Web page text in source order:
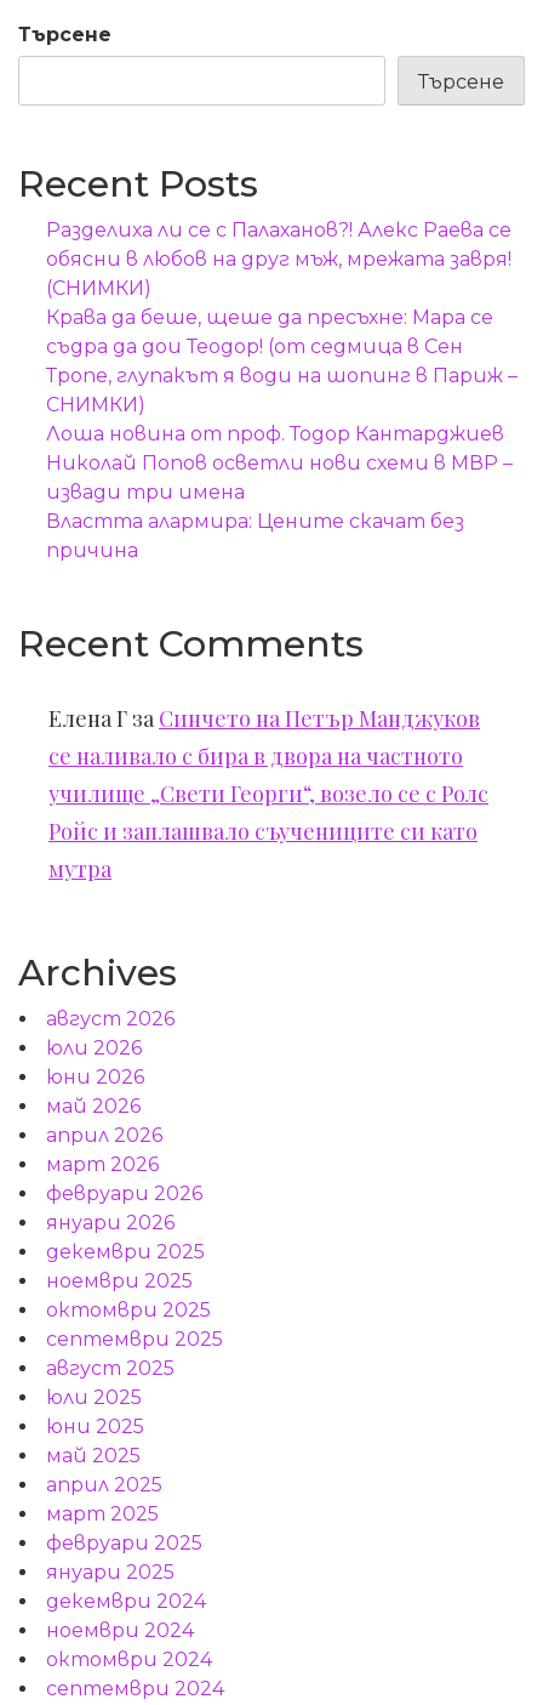
Търсене
Търсене
Recent Posts
Разделиха ли се с Палаханов?! Алекс Раева се
обясни в любов на друг мъж, мрежата завря!
(СНИМКИ)
Крава да беше, щеше да пресъхне: Мара се
съдра да дои Теодор! (от седмица в Сен
Тропе, глупакът я води на шопинг в Париж –
СНИМКИ)
Лоша новина от проф. Тодор Кантарджиев
Николай Попов осветли нови схеми в МВР –
извади три имена
Властта алармира: Цените скачат без
причина
Recent Comments
Елена Г за Синчето на Петър Манджуков
се наливало с бира в двора на частното
училище „Свети Георги“, возело се с Ролс
Ройс и заплашвало съучениците си като
мутра
Archives
август 2026
юли 2026
юни 2026
май 2026
април 2026
март 2026
февруари 2026
януари 2026
декември 2025
ноември 2025
октомври 2025
септември 2025
август 2025
юли 2025
юни 2025
май 2025
април 2025
март 2025
февруари 2025
януари 2025
декември 2024
ноември 2024
октомври 2024
септември 2024